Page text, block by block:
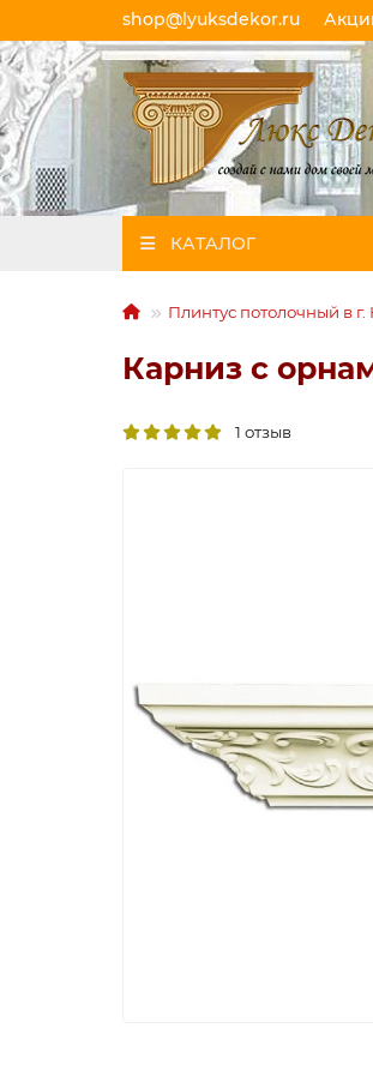
shop@lyuksdekor.ru
КАТАЛОГ
Плинтус потолочный в г.
Карниз с
1 отзыв